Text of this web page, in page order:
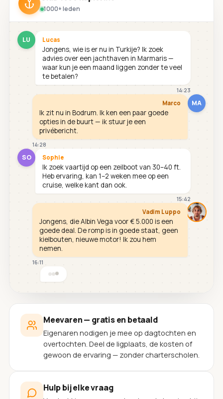
1000+ leden
LU Lucas
Jongens, wie is er nu in Turkije? Ik zoek
advies over een jachthaven in Marmaris —
waar kun je een maand liggen zonder te veel
te betalen?
14:23
MA
Marco
Ik zit nu in Bodrum. Ik ken een paar goede
opties in de buurt — ik stuur je een
privébericht.
14:28
SO Sophie
Ik zoek vaartijd op een zeilboot van 30–40 ft.
Heb ervaring, kan 1–2 weken mee op een
cruise, welke kant dan ook.
15:42
Vadim Luppo
Jongens, die Albin Vega voor € 5.000 is een
goede deal. De romp is in goede staat, geen
kielbouten, nieuwe motor! Ik zou hem
nemen.
16:11
Meevaren — gratis en betaald
Eigenaren nodigen je mee op dagtochten en
overtochten. Deel de ligplaats, de kosten of
gewoon de ervaring — zonder charterscholen.
Hulp bij elke vraag